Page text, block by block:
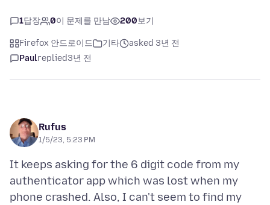
1답장 0이 문제를 만남 200보기
Firefox 안드로이드 기타
asked 3년 전
Paulreplied3년 전
Rufus
1/5/23, 5:23 PM
It keeps asking for the 6 digit code from my
authenticator app which was lost when my
phone crashed. Also, I can't seem to find my